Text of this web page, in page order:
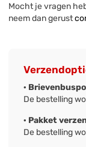
Mocht je vragen
neem dan gerust
·
De bestelling
· Pakket
De bestelling